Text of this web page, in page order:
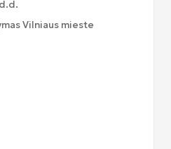
Vilniaus mieste